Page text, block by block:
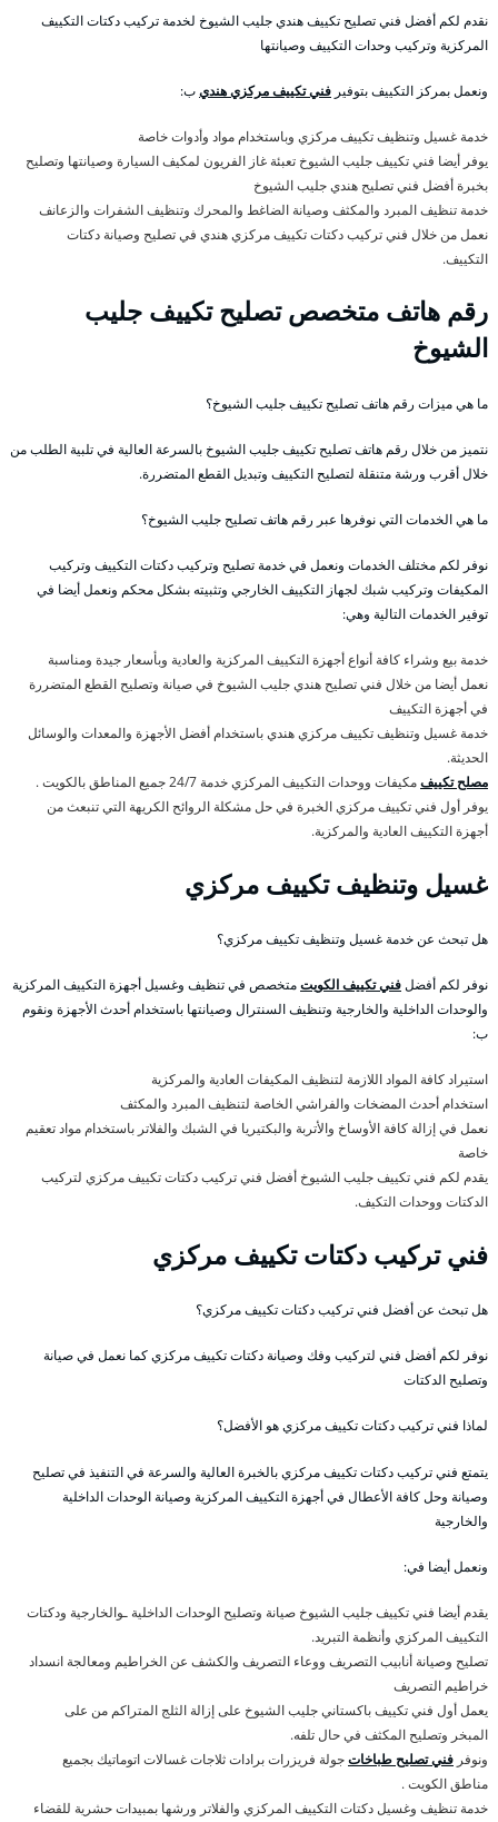
نقدم لكم أفضل فني تصليح تكييف هندي جليب الشيوخ لخدمة تركيب دكتات التكييف
المركزية وتركيب وحدات التكييف وصيانتها
ونعمل بمركز التكييف بتوفير فني تكييف مركزي هنديب:
خدمة غسيل وتنظيف تكييف مركزي وباستخدام مواد وأدوات خاصة
يوفر أيضا فني تكييف جليب الشيوخ تعبئة غاز الفريون لمكيف السيارة وصيانتها وتصليح
بخبرة أفضل فني تصليح هندي جليب الشيوخ
خدمة تنظيف المبرد والمكثف وصيانة الضاغط والمحرك وتنظيف الشفرات والزعانف
نعمل من خلال فني تركيب دكتات تكييف مركزي هندي في تصليح وصيانة دكتات
التكييف.
رقم هاتف متخصص تصليح تكييف جليب
الشيوخ
ما هي ميزات رقم هاتف تصليح تكييف جليب الشيوخ؟
نتميز من خلال رقم هاتف تصليح تكييف جليب الشيوخ بالسرعة العالية في تلبية الطلب من
خلال أقرب ورشة متنقلة لتصليح التكييف وتبديل القطع المتضررة.
ما هي الخدمات التي نوفرها عبر رقم هاتف تصليح جليب الشيوخ؟
نوفر لكم مختلف الخدمات ونعمل في خدمة تصليح وتركيب دكتات التكييف وتركيب
المكيفات وتركيب شبك لجهاز التكييف الخارجي وتثبيته بشكل محكم ونعمل أيضا في
توفير الخدمات التالية وهي:
خدمة بيع وشراء كافة أنواع أجهزة التكييف المركزية والعادية وبأسعار جيدة ومناسبة
نعمل أيضا من خلال فني تصليح هندي جليب الشيوخ في صيانة وتصليح القطع المتضررة
في أجهزة التكييف
خدمة غسيل وتنظيف تكييف مركزي هندي باستخدام أفضل الأجهزة والمعدات والوسائل
الحديثة.
مصلح تكييفمكيفات ووحدات التكييف المركزي خدمة 24/7 جميع المناطق بالكويت .
يوفر أول فني تكييف مركزي الخبرة في حل مشكلة الروائح الكريهة التي تنبعث من
أجهزة التكييف العادية والمركزية.
غسيل وتنظيف تكييف مركزي
هل تبحث عن خدمة غسيل وتنظيف تكييف مركزي؟
نوفر لكم أفضلفني تكييف الكويتمتخصص في تنظيف وغسيل أجهزة التكييف المركزية
والوحدات الداخلية والخارجية وتنظيف السنترال وصيانتها باستخدام أحدث الأجهزة ونقوم
ب:
استيراد كافة المواد اللازمة لتنظيف المكيفات العادية والمركزية
استخدام أحدث المضخات والفراشي الخاصة لتنظيف المبرد والمكثف
نعمل في إزالة كافة الأوساخ والأتربة والبكتيريا في الشبك والفلاتر باستخدام مواد تعقيم
خاصة
يقدم لكم فني تكييف جليب الشيوخ أفضل فني تركيب دكتات تكييف مركزي لتركيب
الدكتات ووحدات التكيف.
فني تركيب دكتات تكييف مركزي
هل تبحث عن أفضل فني تركيب دكتات تكييف مركزي؟
نوفر لكم أفضل فني لتركيب وفك وصيانة دكتات تكييف مركزي كما نعمل في صيانة
وتصليح الدكتات
لماذا فني تركيب دكتات تكييف مركزي هو الأفضل؟
يتمتع فني تركيب دكتات تكييف مركزي بالخبرة العالية والسرعة في التنفيذ في تصليح
وصيانة وحل كافة الأعطال في أجهزة التكييف المركزية وصيانة الوحدات الداخلية
والخارجية
ونعمل أيضا في:
يقدم أيضا فني تكييف جليب الشيوخ صيانة وتصليح الوحدات الداخلية ـوالخارجية ودكتات
التكييف المركزي وأنظمة التبريد.
تصليح وصيانة أنابيب التصريف ووعاء التصريف والكشف عن الخراطيم ومعالجة انسداد
خراطيم التصريف
يعمل أول فني تكييف باكستاني جليب الشيوخ على إزالة الثلج المتراكم من على
المبخر وتصليح المكثف في حال تلفه.
ونوفر فني تصليح طباخاتجولة فريزرات برادات ثلاجات غسالات اتوماتيك بجميع
مناطق الكويت .
خدمة تنظيف وغسيل دكتات التكييف المركزي والفلاتر ورشها بمبيدات حشرية للقضاء